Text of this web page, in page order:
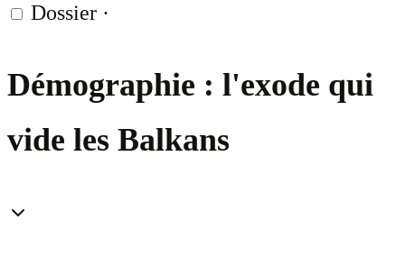
Dossier ·
Démographie : l'exode qui
vide les Balkans